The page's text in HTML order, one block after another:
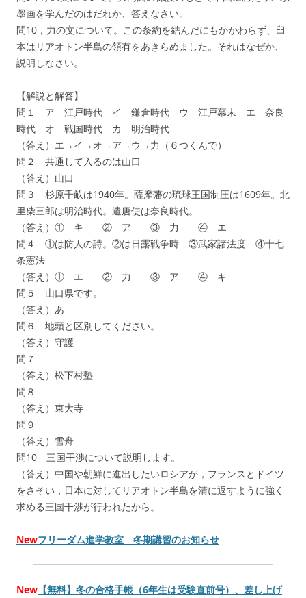
墨画を学んだのはだれか、答えなさい。
問10，力の文について。この条約を結んだにもかかわらず、臼
本はリアオトン半島の領有をあきらめました。それはなぜか、
説明しなさい。
【解説と解答】
問１ ア 江戸時代 イ 鎌倉時代 ウ 江戸幕末 エ 奈良
時代 オ 戦国時代 カ 明治時代
（答え）エ→イ→オ→ア→ウ→力（６つくんで）
問２ 共通して入るのは山口
（答え）山口
問３ 杉原千畝は1940年。薩摩藩の琉球王国制圧は1609年。北
里柴三郎は明治時代。遣唐使は奈良時代。
（答え）① キ ② ア ③ 力 ④ エ
問４ ①は防人の詩。②は日露戦争時 ③武家諸法度 ④十七
条憲法
（答え）① エ ② 力 ③ ア ④ キ
問５ 山口県です。
（答え）あ
問６ 地頭と区別してください。
（答え）守護
問７
（答え）松下村塾
問８
（答え）東大寺
問９
（答え）雪舟
問10 三国干渉について説明します。
（答え）中国や朝鮮に進出したいロシアが，フランスとドイツ
をさそい，日本に対してリアオトン半島を清に返すように強く
求める三国干渉が行われたから。
Newフリーダム進学教室 冬期講習のお知らせ
New 【無料】冬の合格手帳（6年生は受験直前号）、差し上げ